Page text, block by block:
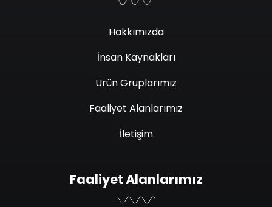
Hakkımızda
İnsan Kaynakları
Ürün Gruplarımız
Faaliyet Alanlarımız
İletişim
Faaliyet Alanlarımız